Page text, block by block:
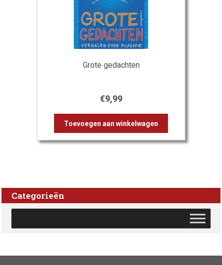
Grote gedachten
€9,99
Toevoegen aan winkelwagen
Categorieën